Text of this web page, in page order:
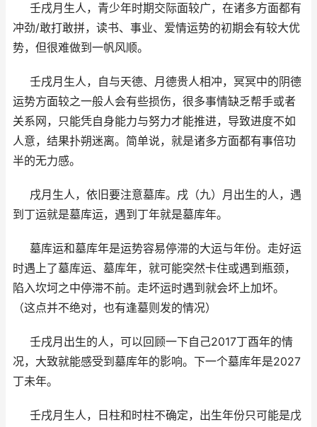
壬戌月生人，青少年时期交际面较广，在诸多方面都有
冲劲/敢打敢拼，读书、事业、爱情运势的初期会有较大优
势，但很难做到一帆风顺。
壬戌月生人，自与天德、月德贵人相冲，冥冥中的阴德
运势方面较之一般人会有些损伤，很多事情缺乏帮手或者
关系网，只能凭自身能力与努力才能推进，导致进度不如
人意，结果扑朔迷离。简单说，就是诸多方面都有事倍功
半的无力感。
戌月生人，依旧要注意墓库。戌（九）月出生的人，遇
到丁运就是墓库运，遇到丁年就是墓库年。
墓库运和墓库年是运势容易停滞的大运与年份。走好运
时遇上了墓库运、墓库年，就可能突然卡住或遇到瓶颈，
陷入坎坷之中停滞不前。走坏运时遇到就会坏上加坏。
（这点并不绝对，也有逢墓则发的情况）
壬戌月出生的人，可以回顾一下自己2017丁酉年的情
况，大致就能感受到墓库年的影响。下一个墓库年是2027
丁未年。
壬戌月生人，日柱和时柱不确定，出生年份只可能是戊